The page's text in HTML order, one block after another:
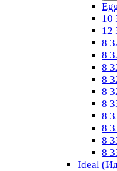
10
12
8
8
8
8
8
8
8
8
8
8
Ideal